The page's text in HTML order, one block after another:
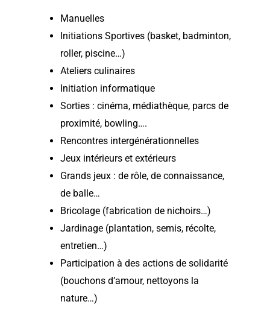
Manuelles
Initiations Sportives (basket, badminton,
roller, piscine…)
Ateliers culinaires
Initiation informatique
Sorties : cinéma, médiathèque, parcs de
proximité, bowling….
Rencontres intergénérationnelles
Jeux intérieurs et extérieurs
Grands jeux : de rôle, de connaissance,
de balle…
Bricolage (fabrication de nichoirs…)
Jardinage (plantation, semis, récolte,
entretien…)
Participation à des actions de solidarité
(bouchons d’amour, nettoyons la
nature…)